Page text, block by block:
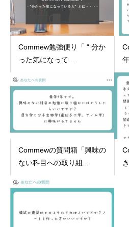
Commew勉強便り「 “ 分か
った気になって...
Commewの質問箱「興味の
ない科目への取り組...